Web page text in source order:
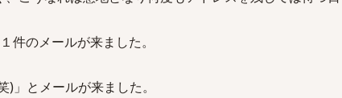
件のメールが来ました。
)」とメールが来ました。